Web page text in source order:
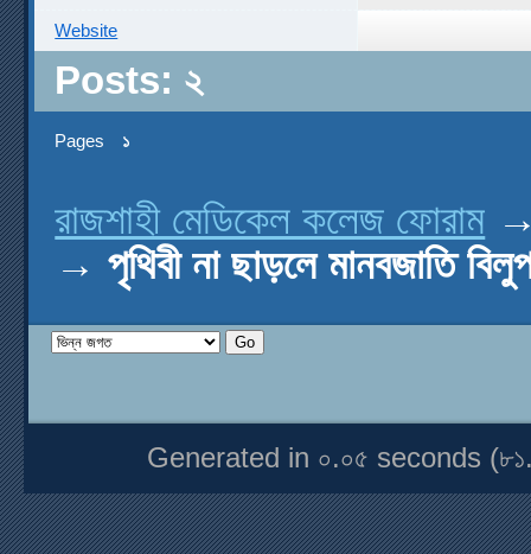
Website
Posts: ২
Pages ১
রাজশাহী মেডিকেল কলেজ ফোরাম
→পৃথিবী না ছাড়লে মানবজাতি
Generated in ০.০৫ seconds